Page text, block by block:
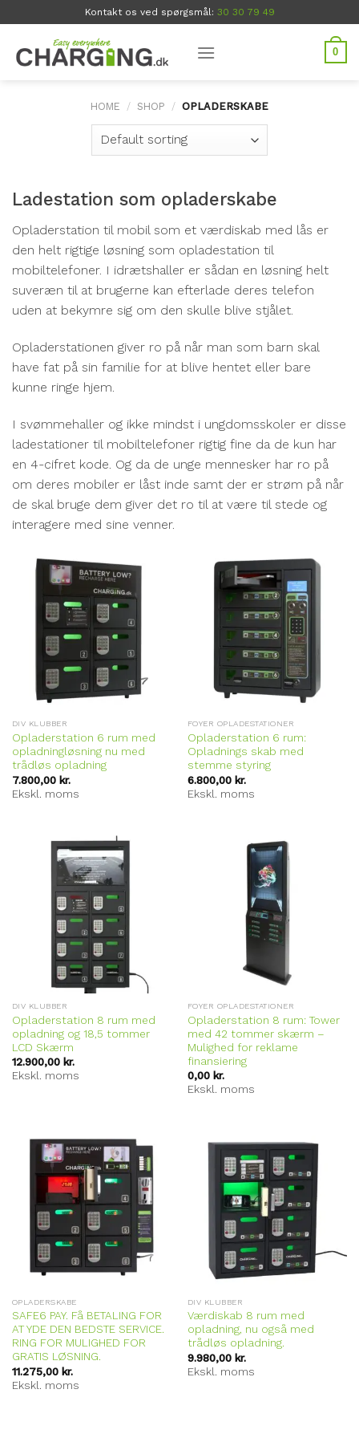
to
content
Kontakt os ved spørgsmål: 30 30 79 49
0
HOME / SHOP / OPLADERSKABE
Ladestation som opladerskabe
Opladerstation til mobil som et værdiskab med lås er
den helt rigtige løsning som opladestation til
mobiltelefoner. I idrætshaller er sådan en løsning helt
suveræn til at brugerne kan efterlade deres telefon
uden at bekymre sig om den skulle blive stjålet.
Opladerstationen giver ro på når man som barn skal
have fat på sin familie for at blive hentet eller bare
kunne ringe hjem.
I svømmehaller og ikke mindst i ungdomsskoler er disse
ladestationer til mobiltelefoner rigtig fine da de kun har
en 4-cifret kode. Og da de unge mennesker har ro på
om deres mobiler er låst inde samt der er strøm på når
de skal bruge dem giver det ro til at være til stede og
interagere med sine venner.
DIV KLUBBER
Opladerstation 6 rum med
opladningløsning nu med
trådløs opladning
7.800,00 kr.
Ekskl. moms
FOYER OPLADESTATIONER
Opladerstation 6 rum:
Opladnings skab med
stemme styring
6.800,00 kr.
Ekskl. moms
DIV KLUBBER
Opladerstation 8 rum med
opladning og 18,5 tommer
LCD Skærm
12.900,00 kr.
Ekskl. moms
FOYER OPLADESTATIONER
Opladerstation 8 rum: Tower
med 42 tommer skærm –
Mulighed for reklame
finansiering
0,00 kr.
Ekskl. moms
OPLADERSKABE
SAFE6 PAY. Få BETALING FOR
AT YDE DEN BEDSTE SERVICE.
RING FOR MULIGHED FOR
GRATIS LØSNING.
11.275,00 kr.
Ekskl. moms
DIV KLUBBER
Værdiskab 8 rum med
opladning, nu også med
trådløs opladning.
9.980,00 kr.
Ekskl. moms